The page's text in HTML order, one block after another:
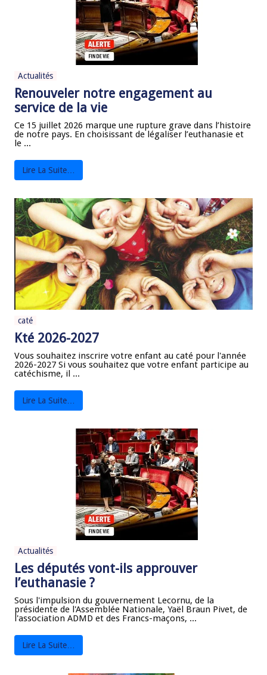
Actualités
Renouveler notre engagement au
service de la vie
Ce 15 juillet 2026 marque une rupture grave dans l’histoire
de notre pays. En choisissant de légaliser l’euthanasie et
le ...
Lire La Suite…
caté
Kté 2026-2027
Vous souhaitez inscrire votre enfant au caté pour l'année
2026-2027 Si vous souhaitez que votre enfant participe au
catéchisme, il ...
Lire La Suite…
Actualités
Les députés vont-ils approuver
l’euthanasie ?
Sous l'impulsion du gouvernement Lecornu, de la
présidente de l'Assemblée Nationale, Yaël Braun Pivet, de
l'association ADMD et des Francs-maçons, ...
Lire La Suite…